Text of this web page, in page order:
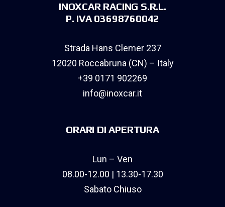
INOXCAR RACING S.R.L.
P. IVA 03698760042
Strada Hans Clemer 237
12020 Roccabruna (CN) – Italy
+39 0171 902269
info@inoxcar.it
ORARI DI APERTURA
Lun – Ven
08.00-12.00 | 13.30-17.30
Sabato Chiuso